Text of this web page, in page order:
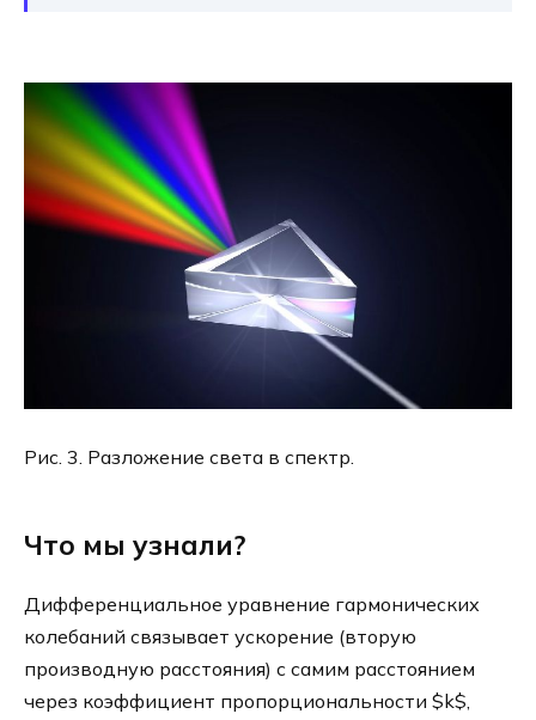
Рис. 3. Разложение света в спектр.
Что мы узнали?
Дифференциальное уравнение гармонических
колебаний связывает ускорение (вторую
производную расстояния) с самим расстоянием
через коэффициент пропорциональности $k$,